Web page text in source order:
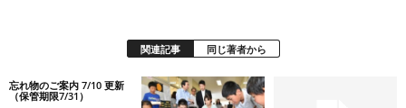
関連記事 同じ著者から
忘れ物のご案内 7/10 更新
（保管期限7/31）